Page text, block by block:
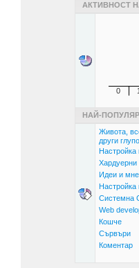
АКТИВНОСТ
0 1
НАЙ-
Живота,
други
Настройка
Идеи и
Настройка
Системна
Web
Кошче
Сървъри
Коментар